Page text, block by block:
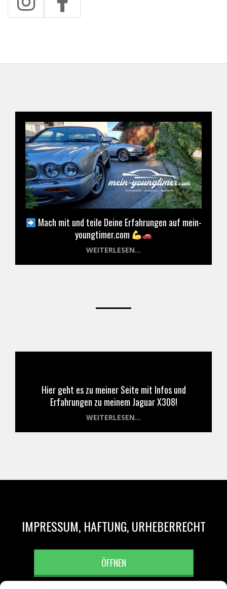
Mach mit und teile Deine Erfahrungen auf mein-
youngtimer.com
WEITERLESEN...
Hier geht es zu meiner Seite mit Infos und
Erfahrungen zu meinem Jaguar X308!
WEITERLESEN...
IMPRESSUM, HAFTUNG, URHEBERRECHT
ÖFFNEN